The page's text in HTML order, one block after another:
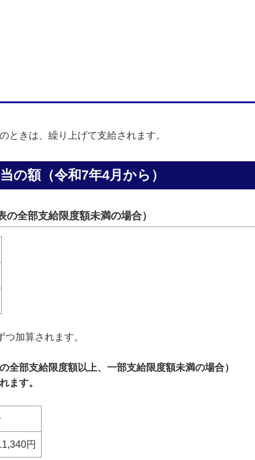
ときは、繰り上げて支給されます。
の額（令和7年4月から）
全部支給限度額未満の場合）
加算されます。
部支給限度額以上、一部支給限度額未満の場合）
ます。
円